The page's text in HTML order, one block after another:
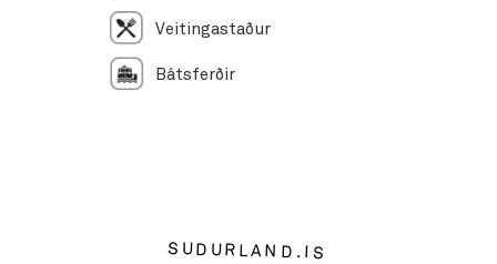
Veitingastaður
Bátsferðir
SUDURLAND.IS